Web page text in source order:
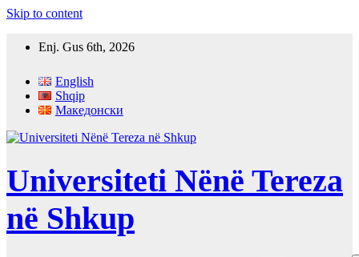
Skip to content
Enj. Gus 6th, 2026
English
Shqip
Македонски
Universiteti Nënë Tereza
në Shkup